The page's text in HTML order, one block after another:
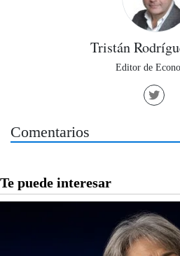
Tristán
Editor de
Comentarios